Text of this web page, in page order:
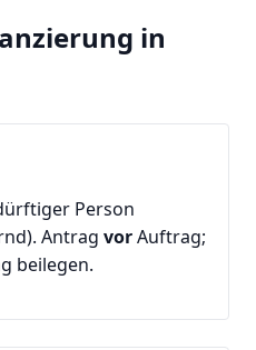
in
Person
Antrag vorAuftrag;
beilegen.